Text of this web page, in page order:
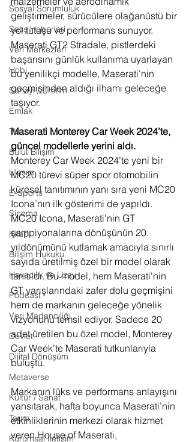
Sosyal Sorumluluk
Satış Haberleri
Veri Merkezleri
Hobi
Sanayi / Üretim
Emlak
TV
Bulut Bilişim
Ulaşım
E-Sports
Sinema
Kitap
Bilişim Hukuku
Havacılık ve Uzay
Podcast
Veri Madenciliği
Devlet
Dijital Dönüşüm
Metaverse
Kültür / Sanat
Tarım
Kurumsal İletişim
geliştirmeler, sürücülere olağanüstü bir
yol tutuşu ve performans sunuyor.
Maserati GT2 Stradale, pistlerdeki
başarısını günlük kullanıma uyarlayan
bu yenilikçi modelle, Maserati'nin
geçmişinden aldığı ilhamı geleceğe
taşıyor.
Maserati Monterey Car Week 2024’te,
güncel modellerle yerini aldı.
Monterey Car Week 2024’te yeni bir
MC20 türevi süper spor otomobilin
küresel tanıtımının yanı sıra yeni MC20
Icona’nın ilk gösterimi de yapıldı.
MC20 Icona, Maserati'nin GT
şampiyonalarına dönüşünün 20.
yıldönümünü kutlamak amacıyla sınırlı
sayıda üretilmiş özel bir model olarak
tanıtıldı. Bu model, hem Maserati'nin
GT yarışlarındaki zafer dolu geçmişini
hem de markanın geleceğe yönelik
vizyonunu temsil ediyor. Sadece 20
adet üretilen bu özel model, Monterey
Car Week’te Maserati tutkunlarıyla
buluştu.
Markanın lüks ve performans anlayışını
yansıtarak, hafta boyunca Maserati’nin
etkinliklerinin merkezi olarak hizmet
veren House of Maserati,